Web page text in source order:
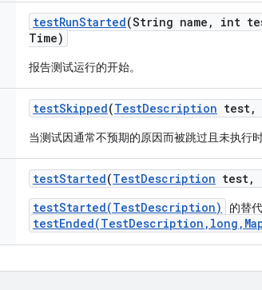
testRunStarted(String name , int
Time)
报告测试运行的开始。
testSkipped(TestDescription test,
当测试因通常不预期的原因而被跳过且未执行时
testStarted(TestDescription test,
testStarted(TestDescription)
的替